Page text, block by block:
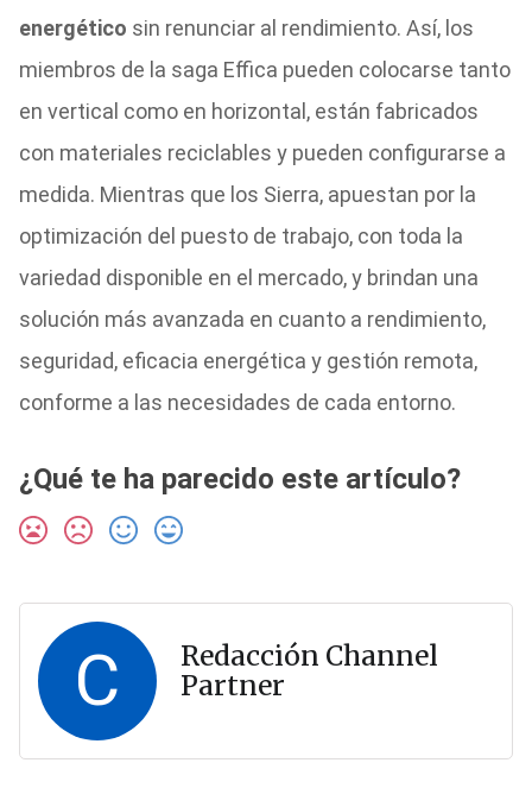
energético sin renunciar al rendimiento. Así, los
miembros de la saga Effica pueden colocarse tanto
en vertical como en horizontal, están fabricados
con materiales reciclables y pueden configurarse a
medida. Mientras que los Sierra, apuestan por la
optimización del puesto de trabajo, con toda la
variedad disponible en el mercado, y brindan una
solución más avanzada en cuanto a rendimiento,
seguridad, eficacia energética y gestión remota,
conforme a las necesidades de cada entorno.
¿Qué te ha parecido este artículo?
C
Redacción Channel
Partner